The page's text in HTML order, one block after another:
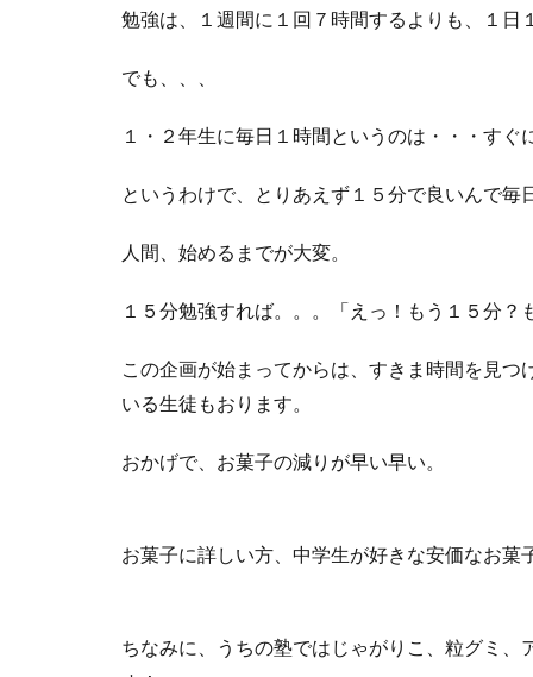
勉強は、１週間に１回７時間するよりも、１日
でも、、、
１・２年生に毎日１時間というのは・・・すぐ
というわけで、とりあえず１５分で良いんで
人間、始めるまでが大変。
１５分勉強すれば。。。「えっ！もう１５分
この企画が始まってからは、すきま時間を見
いる生徒もおります。
おかげで、お菓子の減りが早い早い。
お菓子に詳しい方、中学生が好きな安価なお菓
ちなみに、うちの塾ではじゃがりこ、粒グミ